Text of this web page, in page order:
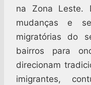
na Zona Leste.
mudanças e
migratórias do
bairros para
direcionam
imigrantes,